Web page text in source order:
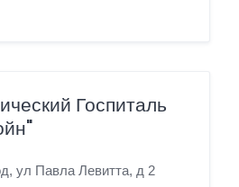
Госпиталь
ул Павла Левитта, д 2